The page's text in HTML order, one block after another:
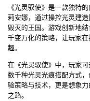
《光灵驭使》是一款独特
莉安娜，通过操控光灵建
毁灭的王国。游戏创新地
千变万化的策略，让玩家
趣。
在《光灵驭使》中，玩家
数千种光灵光痕搭配方式
验策略与技术，更是想象
之路。